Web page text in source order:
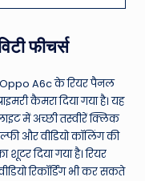
फीचर्स
Oppo A6c के रियर पैनल
कैमरा दिया गया है।यह
में अच्छी तस्वीरें क्लिक
और वीडियो कॉलिंग की
दिया गया है।रियर
रिकॉर्डिंग भी कर सकते